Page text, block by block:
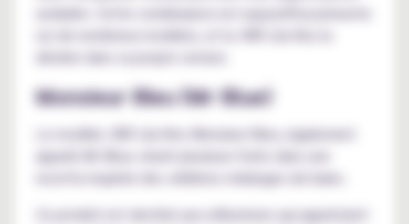
acidulée. Cette combinaison est aujourd'hui présente
Monsieur Bleu (Mr Blue)
Le modèle JNR Lila Kiss Monsieur Bleu, également
appelé
recette inspirée des célèbres mélanges de baies.
Ce produit est destiné aux utilisateurs qui apprécient